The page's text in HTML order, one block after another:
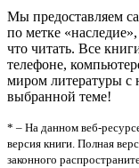
Мы предоставляем
по метке
что читать. Все
телефоне,
миром литературы с
выбранной теме!
* – На данном веб-
версия книги. Полная
законного